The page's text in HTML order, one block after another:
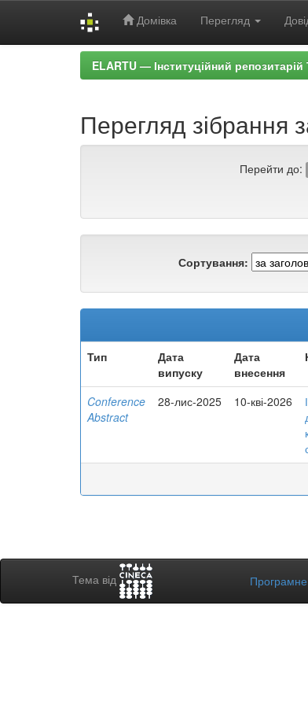
Домівка Перегляд
ELARTU — Інституційний
Перегляд зібрання
Перейти до:
Сортування:
Тип
Дата
випуску
Дата
внесення
Conference
Abstract
28-лис-2025 10-кві-2026
Тема від